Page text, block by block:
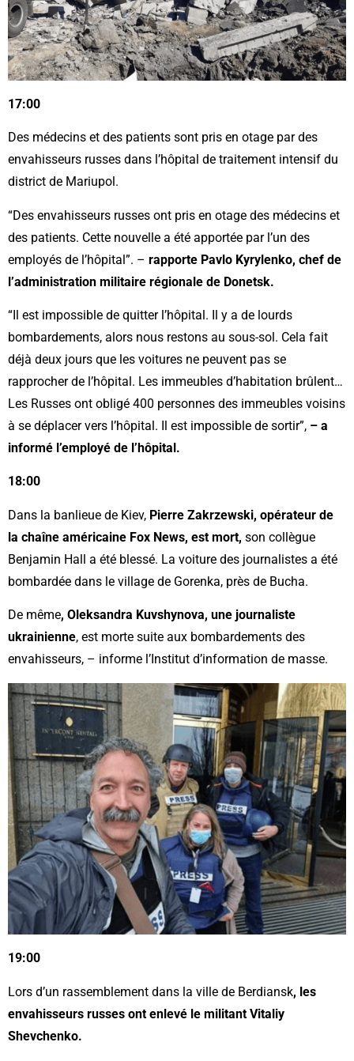
17:00
Des médecins et des patients sont pris en otage par des
envahisseurs russes dans l’hôpital de traitement intensif du
district de Mariupol.
“Des envahisseurs russes ont pris en otage des médecins et
des patients. Cette nouvelle a été apportée par l’un des
employés de l’hôpital”. – rapporte Pavlo Kyrylenko, chef de
l’administration militaire régionale de Donetsk.
“Il est impossible de quitter l’hôpital. Il y a de lourds
bombardements, alors nous restons au sous-sol. Cela fait
déjà deux jours que les voitures ne peuvent pas se
rapprocher de l’hôpital. Les immeubles d’habitation brûlent…
Les Russes ont obligé 400 personnes des immeubles voisins
à se déplacer vers l’hôpital. Il est impossible de sortir”, – a
informé l’employé de l’hôpital.
18:00
Dans la banlieue de Kiev, Pierre Zakrzewski, opérateur de
la chaîne américaine Fox News, est mort, son collègue
Benjamin Hall a été blessé. La voiture des journalistes a été
bombardée dans le village de Gorenka, près de Bucha.
De même, Oleksandra Kuvshynova, une journaliste
ukrainienne, est morte suite aux bombardements des
envahisseurs, – informe l’Institut d’information de masse.
19:00
Lors d’un rassemblement dans la ville de Berdiansk, les
envahisseurs russes ont enlevé le militant Vitaliy
Shevchenko.